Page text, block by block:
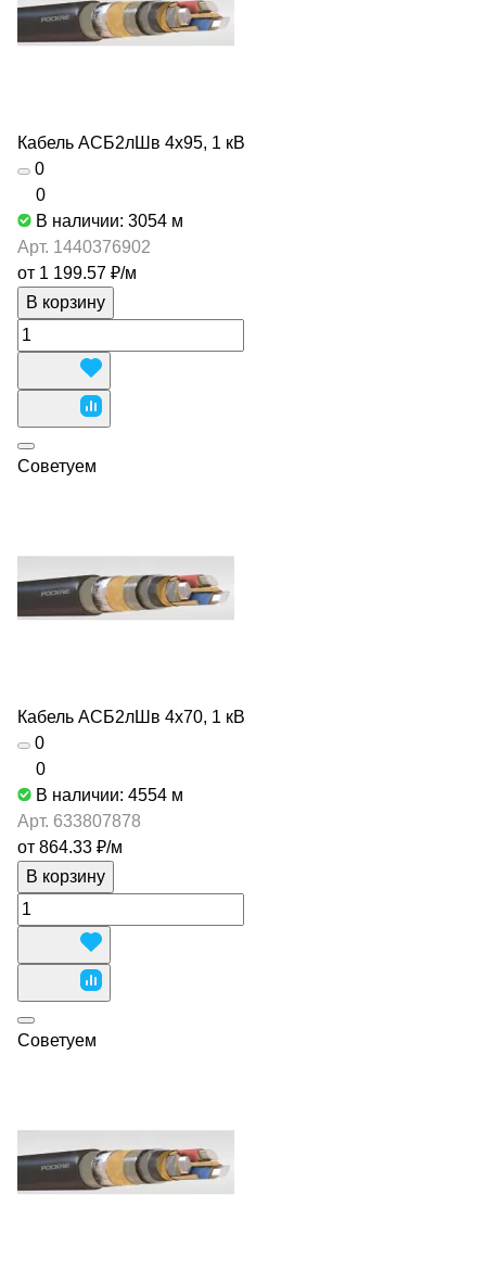
Кабель АСБ2лШв 4х95, 1 кВ
0
0
В наличии: 3054 м
Арт. 1440376902
от 1 199.57 ₽/м
В корзину
Советуем
Кабель АСБ2лШв 4х70, 1 кВ
0
0
В наличии: 4554 м
Арт. 633807878
от 864.33 ₽/м
В корзину
Советуем